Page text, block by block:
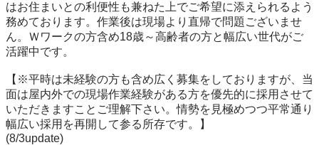
はお住まいとの利便性も兼ねた上でご希望に添えられるよう
務めております。作業後は現場より直帰で問題ございませ
ん。Ｗワークの方含め18歳～高齢者の方と幅広い世代がご
活躍中です。
【※平時は未経験の方も含め広く募集をしておりますが、当
面は屋内外での現場作業経験がある方を優先的に採用させて
いただきますことご理解下さい。情勢を見極めつつ平常通り
幅広い採用を再開して参る所存です。】
(8/3update)